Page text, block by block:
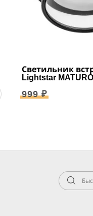
Светильник
Lightstar
999 ₽